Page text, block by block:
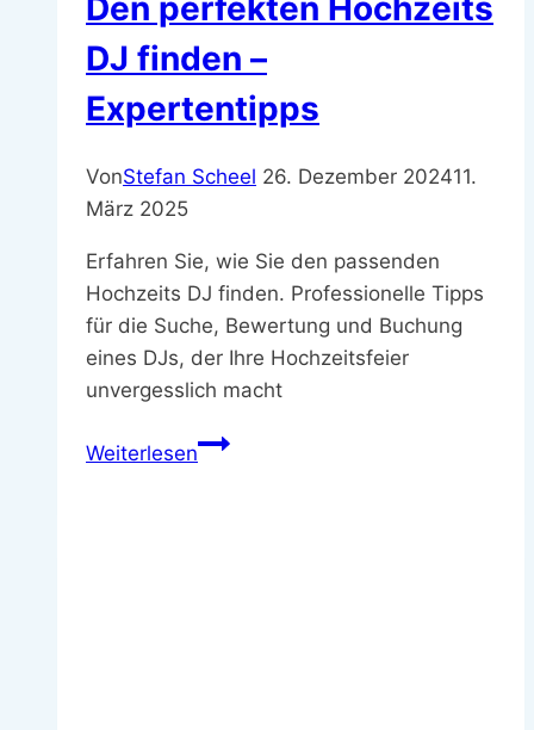
DJ finden –
Expertentipps
VonStefan Scheel 26. Dezember 202411.
März 2025
Erfahren Sie, wie Sie den passenden
Hochzeits DJ finden. Professionelle Tipps
für die Suche, Bewertung und Buchung
eines DJs, der Ihre Hochzeitsfeier
unvergesslich macht
WeiterlesenDen